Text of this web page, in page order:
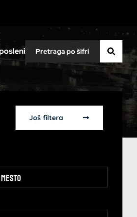
Još filtera